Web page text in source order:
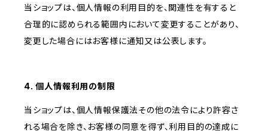
当ショップは、個人情報の利用目的を、関連性を有すると
合理的に認められる範囲内において変更することがあり、
変更した場合にはお客様に通知又は公表します。
4. 個人情報利用の制限
当ショップは、個人情報保護法その他の法令により許容さ
れる場合を除き、お客様の同意を得ず、利用目的の達成に